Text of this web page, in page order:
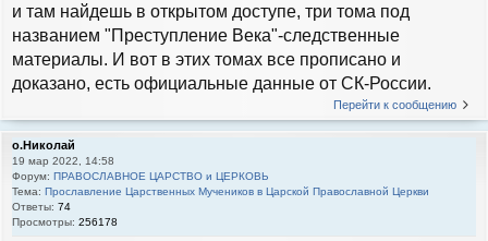
и там найдешь в открытом доступе, три тома под
названием "Преступление Века"-следственные
материалы. И вот в этих томах все прописано и
доказано, есть официальные данные от СК-России.
Перейти к сообщению
о.Николай
19 мар 2022, 14:58
Форум: ПРАВОСЛАВНОЕ ЦАРСТВО и ЦЕРКОВЬ
Тема: Прославление Царственных Мучеников в Царской Православной Церкви
Ответы: 74
Просмотры: 256178